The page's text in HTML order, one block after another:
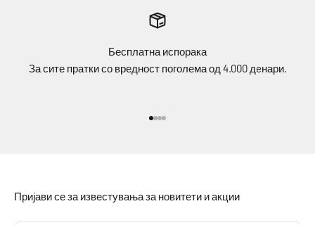
Бесплатна испорака
За сите пратки со вредност поголема од 4.000 дeнари.
Пријави се за известувања за новитети и акции